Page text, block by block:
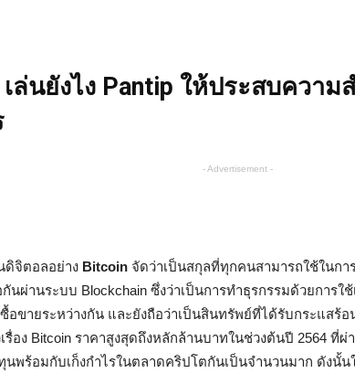
ล่นยังไง Pantip ให้ประสบความ
- Advertisement -
ดิจิตอลอย่าง Bitcoin จัดว่าเป็นสกุลที่ทุกคนสามารถใช้ในก
นผ่านระบบ Blockchain ซึ่งว่าเป็นการทำธุรกรรมด้วยการใ
อขายระหว่างกัน และยังถือว่าเป็นสินทรัพย์ที่ได้รับกระแสร้อ
รื่อง Bitcoin ราคาสูงสุดถึงหลักล้านบาทในช่วงต้นปี 2564 ที่
นพร้อมกับเก็งกำไรในตลาดคริปโตกันเป็นจำนวนมาก ดังนั้น